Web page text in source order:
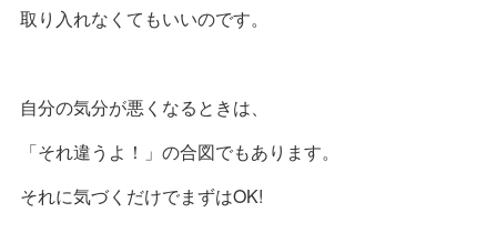
取り入れなくてもいいのです。
自分の気分が悪くなるときは、
「それ違うよ！」の合図でもあります。
それに気づくだけでまずはOK!